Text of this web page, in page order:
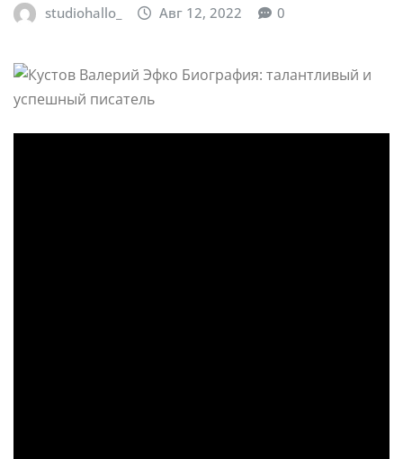
studiohallo_ Авг 12, 2022 0